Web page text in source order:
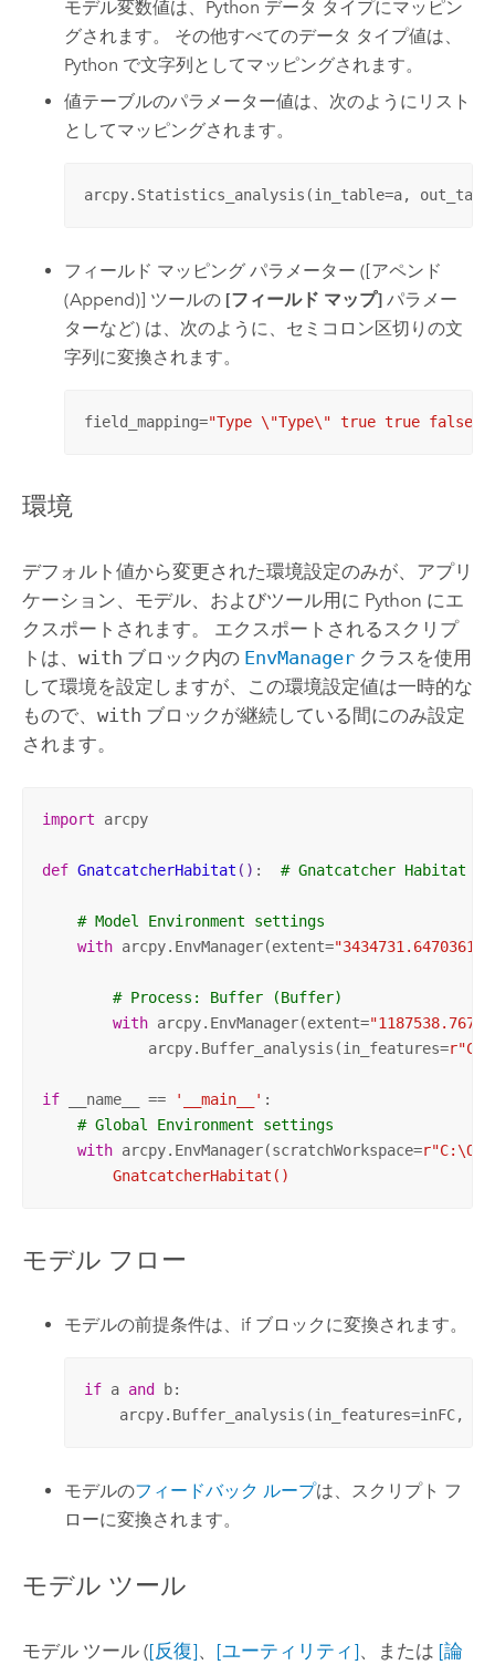
モデル変数値は、 Python データ タイプにマッピン
グされます。 その他すべてのデータ タイプ値は、
Python で文字列としてマッピングされます。
値テーブルのパラメーター値は、次のようにリスト
としてマッピングされます。
arcpy.Statistics_analysis(in_table=a,
フィールド マッピング パラメーター ([アペンド
(Append)] ツールの [フィールド マップ] パラメー
ターなど) は、次のように、セミコロン区切りの文
字列に変換されます。
field_mapping="Type \"Type\" true true false
環境
デフォルト値から変更された環境設定のみが、アプリ
ケーション、モデル、およびツール用に Python にエ
クスポートされます。 エクスポートされるスクリプ
トは、 with ブロック内の EnvManagerクラスを使用
して環境を設定しますが、この環境設定値は一時的な
もので、 with ブロックが継続している間にのみ設定
されます。
import arcpy
def GnatcatcherHabitat () : # Gnatcatcher Habitat
# Model Environment settings
with arcpy.EnvManager(extent="3434731.64703611
# Process: Buffer (Buffer)
with arcpy.EnvManager(extent=
            arcpy.Buffer_analysis(in_features=
if __name__ == '__main__' :
# Global Environment settings
with arcpy.EnvManager(scratchWorkspace=
        GnatcatcherHabitat()
モデル フロー
モデルの前提条件は、if ブロックに変換されます。
if a and
b:
arcpy.Buffer_analysis(in_features=inFC,
モデルのフィードバック ループは、スクリプト フ
ローに変換されます。
モデル ツール
モデル ツール ([反復]、 [ユーティリティ]、または [論